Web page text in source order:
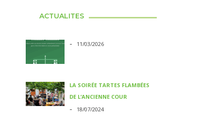
ACTUALITES
- 11/03/2026
LA SOIRÉE TARTES FLAMBÉES
DE L’ANCIENNE COUR
- 18/07/2024